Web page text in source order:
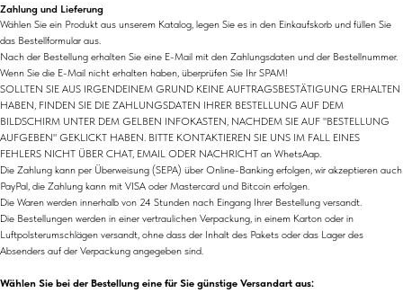
Zahlung und Lieferung
Wählen Sie ein Produkt aus unserem Katalog, legen Sie es in den Einkaufskorb und füllen Sie
das Bestellformular aus.
Nach der Bestellung erhalten Sie eine E-Mail mit den Zahlungsdaten und der Bestellnummer.
Wenn Sie die E-Mail nicht erhalten haben, überprüfen Sie Ihr SPAM!
SOLLTEN SIE AUS IRGENDEINEM GRUND KEINE AUFTRAGSBESTÄTIGUNG ERHALTEN
HABEN, FINDEN SIE DIE ZAHLUNGSDATEN IHRER BESTELLUNG AUF DEM
BILDSCHIRM UNTER DEM GELBEN INFOKASTEN, NACHDEM SIE AUF "BESTELLUNG
AUFGEBEN" GEKLICKT HABEN. BITTE KONTAKTIEREN SIE UNS IM FALL EINES
FEHLERS NICHT ÜBER CHAT, EMAIL ODER NACHRICHT an WhetsAap.
Die Zahlung kann per Überweisung (SEPA) über Online-Banking erfolgen, wir akzeptieren auch
PayPal, die Zahlung kann mit VISA oder Mastercard und Bitcoin erfolgen.
Die Waren werden innerhalb von 24 Stunden nach Eingang Ihrer Bestellung versandt.
Die Bestellungen werden in einer vertraulichen Verpackung, in einem Karton oder in
Luftpolsterumschlägen versandt, ohne dass der Inhalt des Pakets oder das Lager des
Absenders auf der Verpackung angegeben sind.
Wählen Sie bei der Bestellung eine für Sie günstige Versandart aus: